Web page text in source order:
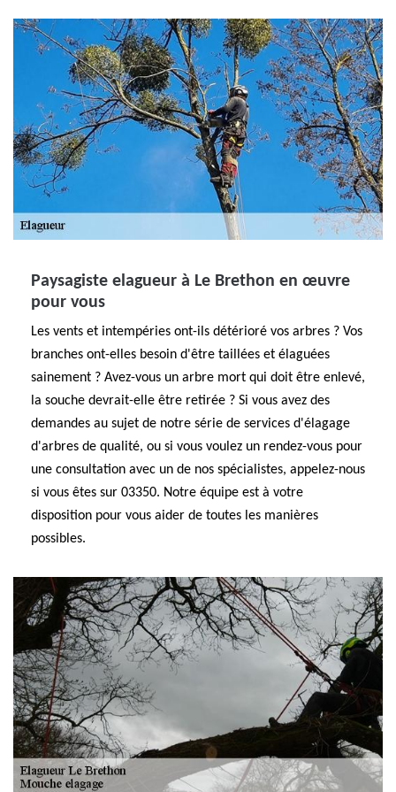
Paysagiste elagueur à Le Brethon en œuvre
pour vous
Les vents et intempéries ont-ils détérioré vos arbres ? Vos
branches ont-elles besoin d'être taillées et élaguées
sainement ? Avez-vous un arbre mort qui doit être enlevé,
la souche devrait-elle être retirée ? Si vous avez des
demandes au sujet de notre série de services d'élagage
d'arbres de qualité, ou si vous voulez un rendez-vous pour
une consultation avec un de nos spécialistes, appelez-nous
si vous êtes sur 03350. Notre équipe est à votre
disposition pour vous aider de toutes les manières
possibles.